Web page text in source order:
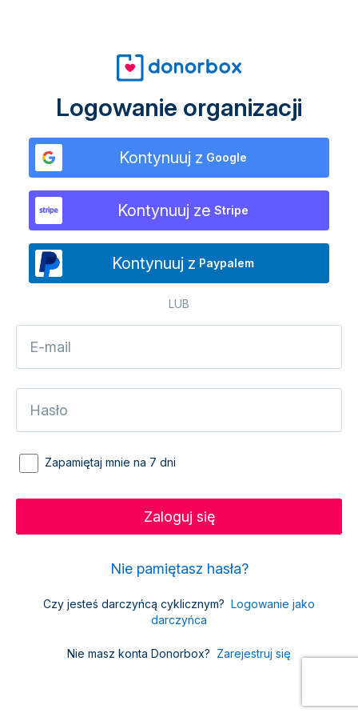
Logowanie organizacji
Kontynuuj z Google
Kontynuuj ze Stripe
Kontynuuj z Paypalem
LUB
Zapamiętaj mnie na 7 dni
Nie pamiętasz hasła?
Czy jesteś darczyńcą cyklicznym? Logowanie jako
darczyńca
Nie masz konta Donorbox? Zarejestruj się